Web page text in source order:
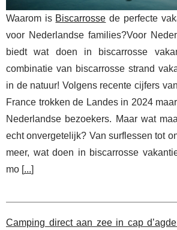
Waarom is Biscarrosse de perfecte
voor Nederlandse families?Voor
biedt wat doen in biscarrosse
combinatie van biscarrosse strand
in de natuur! Volgens recente cijfers
France trokken de Landes in 2024
Nederlandse bezoekers. Maar wat
echt onvergetelijk? Van surflessen tot
meer, wat doen in biscarrosse
mo [...]
Camping direct aan zee in cap